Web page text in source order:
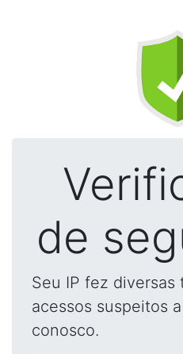
de
Seu IP fez diversas
acessos suspeitos
conosco.